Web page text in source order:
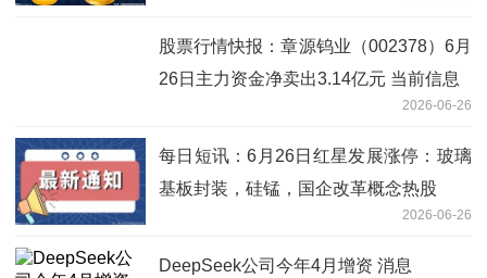
股票行情快报：章源钨业（002378）6月
26日主力资金净卖出3.14亿元 当前信息
2026-06-26
每日短讯：6月26日红星发展涨停：玻璃
基板封装，硅锰，国企改革概念热股
2026-06-26
DeepSeek公司今年4月增资 消息